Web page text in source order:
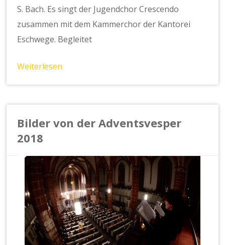
S. Bach. Es singt der Jugendchor Crescendo
zusammen mit dem Kammerchor der Kantorei
Eschwege. Begleitet
Weiterlesen
Bilder von der Adventsvesper
2018